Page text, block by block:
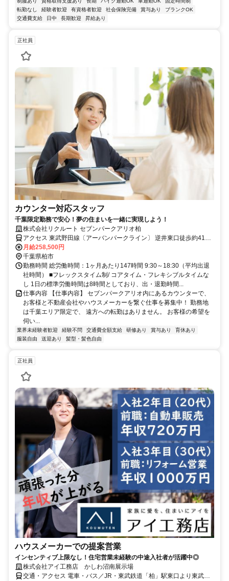
転勤なし
経験者歓迎 有資格者歓迎 社会保険完備 賞与あり
ブランクOK
交通費支給
日中 長期歓迎 昇給あり
正社員
カウンター対応スタッフ
千葉限定勤務で安心！夢の住まいを一緒に実現しよう！
株式会社リクルート セブンパークアリオ柏
アクセス 東武野田線〔アーバンパークライン〕 逆井東口徒歩約41
分、東武野田線〔アーバンパークライン〕 増尾東口徒歩約47分、東
武野田線〔アーバンパークライン〕 高柳西口徒歩約49分 「柏駅」車
15分※送迎バスあり※千葉エリア限定の募集です！ 遠方への転勤な
どは一切ありません！
月給258,500円
千葉県柏市
勤務時間 総労働時間：1ヶ月あたり147時間 9:30～18:30（平均出退
社時間） ■フレックスタイム制/ コアタイム・フレキシブルタイムな
し 1日の標準労働時間は8時間としており、出・退勤時間...
仕事内容 【仕事内容】 セブンパークアリオ内にあるカウンターで、
お客様と不動産会社やハウスメーカーを繋ぐ仕事を募集中！ 勤務地
は千葉エリア限定で、 遠方への転勤はありません。 お客様の希望を
伺い...
業界未経験者歓迎 経験不問 交通費全額支給 研修あり 賞与あり
育休あり
服装自由
送迎あり 髪型・髪色自由
正社員
ハウスメーカーでの提案営業
インセンティブ上限なし！住宅営業未経験の中途入社者が活躍中◎
株式会社アイ工務店 かしわ沼南展示場
交通・アクセス 電車・バス／JR・東武鉄道「柏」駅東口より東武バ